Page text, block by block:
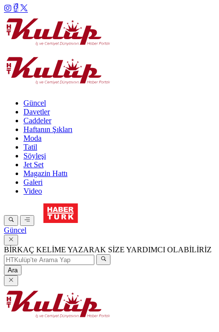
Güncel
Davetler
Caddeler
Haftanın Şıkları
Moda
Tatil
Söyleşi
Jet Set
Magazin Hattı
Galeri
Video
Güncel
BİRKAÇ KELİME YAZARAK SİZE YARDIMCI OLABİLİRİZ
Ara